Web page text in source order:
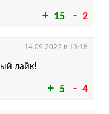
15 2
5 4
лайк!
14.09.2022 в 13:18